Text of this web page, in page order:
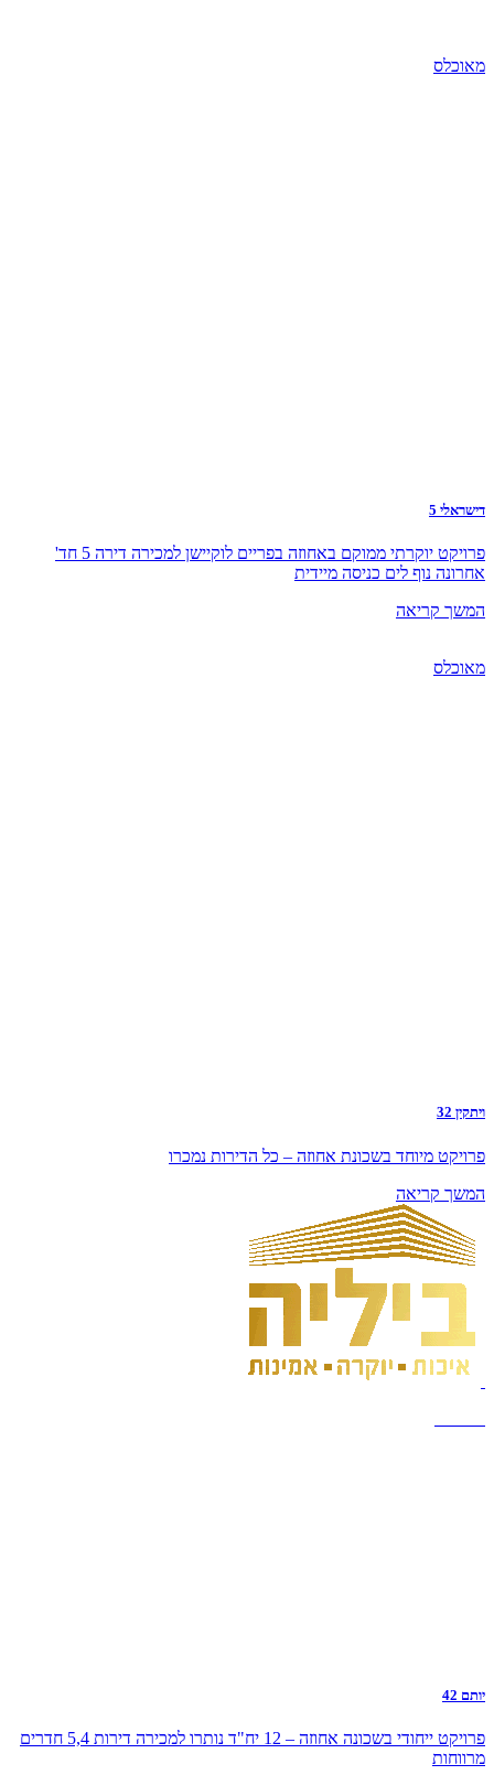
מאוכלס
דישראלי 5
פרויקט יוקרתי ממוקם באחוזה בפריים לוקיישן למכירה דירה 5 חד'
אחרונה נוף לים כניסה מיידית
המשך קריאה
מאוכלס
ויתקין 32
פרויקט מיוחד בשכונת אחוזה – כל הדירות נמכרו
המשך קריאה
יותם 42
פרויקט ייחודי בשכונה אחוזה – 12 יח"ד נותרו למכירה דירות 5,4 חדרים
מרווחות